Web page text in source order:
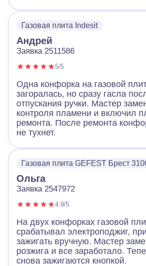
Газовая плита Indesit
Андрей
Заявка 2511586
5/5
Одна конфорка на газовой
загоралась, но сразу гасла
отпускания ручки. Мастер
контроля пламени и включил
ремонта. После ремонта
не тухнет.
Газовая плита GEFEST Брест
Ольга
Заявка 2547972
4.9/5
На двух конфорках газовой
срабатывал электроподжиг,
зажигать вручную. Мастер
розжига и все заработало.
снова зажигаются кнопкой.